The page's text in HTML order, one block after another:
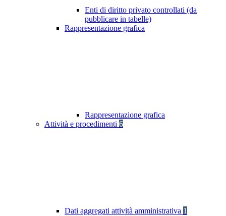
Enti di diritto privato controllati (da
pubblicare in tabelle)
Rappresentazione grafica
Rappresentazione grafica
Attività e procedimenti 6
Dati aggregati attività amministrativa 1